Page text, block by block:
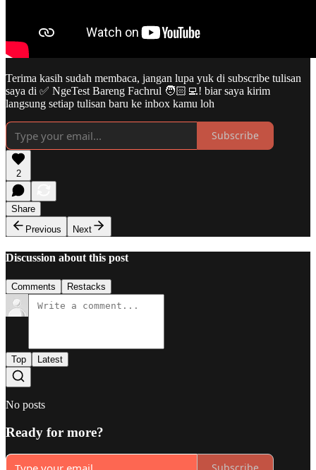
Terima kasih sudah membaca, jangan lupa yuk di subscribe tulisan
saya di ✅ NgeTest Bareng Fachrul 🧑🏻‍💻! biar saya kirim
langsung setiap tulisan baru ke inbox kamu loh
Subscribe
2
Share
Previous
Next
Discussion about this post
Comments Restacks
Top Latest
No posts
Ready for more?